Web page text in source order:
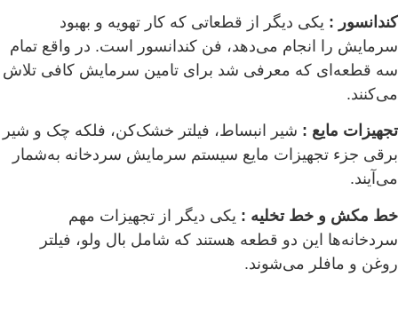
کندانسور : یکی دیگر از قطعاتی که کار تهویه و بهبود
سرمایش را انجام می‌دهد، فن کندانسور است. در واقع تمام
سه قطعه‌ای که معرفی شد برای تامین سرمایش کافی تلاش
می‌کنند.
تجهیزات مایع : شیر انبساط، فیلتر خشک‌کن، فلکه چک و شیر
برقی جزء تجهیزات مایع سیستم سرمایش سردخانه به‌شمار
می‌آیند.
خط مکش و خط تخلیه : یکی دیگر از تجهیزات مهم
سردخانه‌ها این دو قطعه هستند که شامل بال ولو، فیلتر
روغن و مافلر می‌شوند.